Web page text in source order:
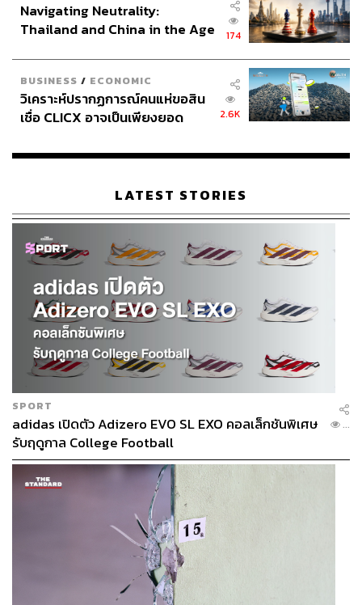
จูล:ต้องบอกว่าตอนแรกที่ SC Asset มาร่วมกับ Asiola ก็
เพราะคอนเซปต์การสนับสนุนแคมเปญเพื่อสังคมแบบที่เจ
บอกเลยนะ เรารู้สึกว่า Asiola แตกต่างกับคลาวด์ฟันดิ้ง
แพลตฟอร์มอื่นๆ เพราะเขามีโปรเจกต์ที่ต้องการทำให้สังคมดี
ขึ้นไม่ทางใดก็ทางหนึ่ง เรามองว่ามันเป็นเรื่องของการสร้าง
‘คอมมูนิตี้’ ร่วมกัน ซึ่งเป็นเรื่องเดียวกับที่ SC Asset ให้ความ
สำหรับนักดนตรีหรือศิลปินโดยเฉพาะ คนที่ไม่อยากทำงาน
กับค่าย แต่ยังมีกลุ่มแฟนเบสที่ใหญ่ เราก็ทำหน้าที่เป็นส่วน
กลางที่ทำให้พวกเขาได้เชื่อมต่อกันโดยตรง นักดนตรีได้ทำ
ผลงานเพลง ส่วนคนฟังก็ได้ฟังเพลง ได้สิ่งของ ได้ดูคอนเสิร์ต
จากศิลปินที่เขาสนับสนุน
แต่เราก็เห็นว่าวงการในเมืองไทยค่อนข้างเล็ก ถ้าทำแบบนั้น
คงอยู่ได้ไม่นาน เลยขยายมาด้านศิลปะอื่นๆ แฟชั่น อาหาร
แต่ยังยึดแบบเดิมคือดึงคนที่มีชื่อเสียง มีกลุ่มที่พร้อมสนับสนุน
จำนวนมาก แต่พอทำจริงๆ กลายเป็นว่าคนมาสนับสนุนตรง
นั้นไม่มากเท่าไร เพราะเขาคงเห็นว่าศิลปินพวกนี้มีชื่อเสียง
อยู่แล้ว ทำไมยังต้องการความช่วยเหลือทางด้านการเงินอีก
ทำให้เราเห็นอีกด้านเพิ่มเติมว่ามันมีแคมเปญเล็กๆ ที่รวมกลุ่ม
คนที่เราไม่รู้จักมาก่อน แต่มีคนช่วยระดมทุนให้ถึงเป้าเร็ว
มาก ซึ่งส่วนใหญ่จะเป็นแคมเปญเกี่ยวกับสังคม เป็นคอมมูนิตี้
เล็กๆ ที่เราไม่รู้ว่ามีมาก่อนด้วยซ้ำ ในปีที่ผ่านมา Asiola เลย
เริ่มหันมาดูพวกแคมเปญที่เรียกว่าการสร้างสรรค์เพื่อช่วย
เหลือสังคมที่สองสิ่งนี้ไปด้วยกันได้ดี และมีคนสนใจค่อนข้าง
Navigating Neutrality:
Thailand and China in the Age
174
BUSINESS / ECONOMIC
วิเคราะห์ปรากฏการณ์คนแห่ขอสิน
เชื่อ CLICX อาจเป็นเพียงยอด
เรือนไทยที่ถูกซุกไว้
2.6K
LATEST STORIES
SPORT
adidas เปิดตัว Adizero EVO SL EXO คอลเล็กชันพิเศษ
รับฤดูกาล College Football
...